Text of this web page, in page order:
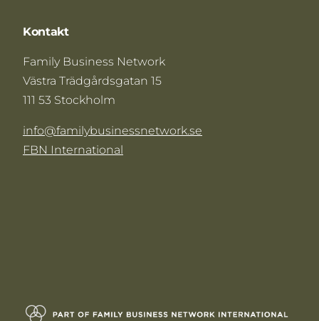
Kontakt
Family Business Network
Västra Trädgårdsgatan 15
111 53 Stockholm
info@familybusinessnetwork.se
FBN International